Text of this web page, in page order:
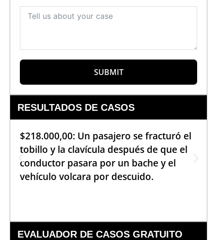
SUBMIT
RESULTADOS DE CASOS
$218.000,00: Un pasajero se fracturó el
tobillo y la clavícula después de que el
conductor pasara por un bache y el
vehículo volcara por descuido.
EVALUADOR DE CASOS GRATUITO